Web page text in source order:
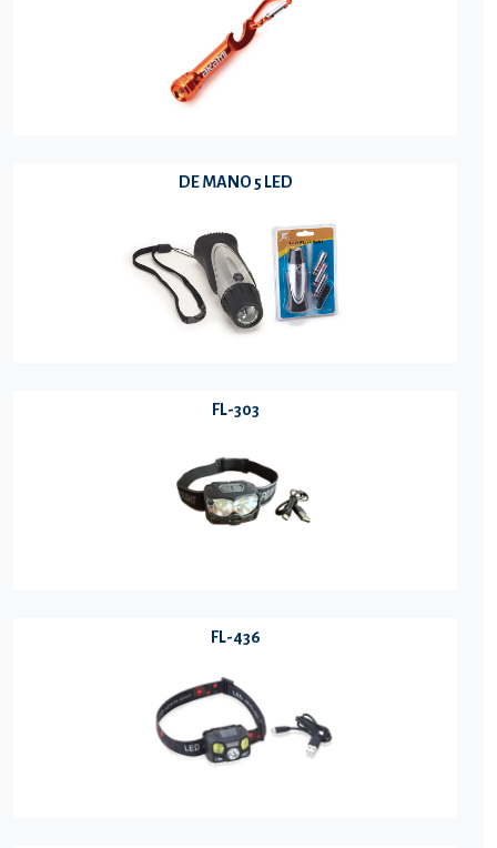
DE MANO 5 LED
FL-303
FL-436